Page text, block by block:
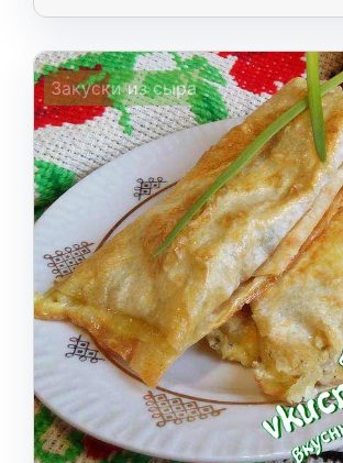
Закуски из сыра